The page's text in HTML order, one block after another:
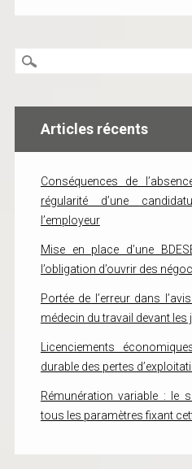
Articles récents
Conséquences de
régularité d’une
l’employeur
Mise en place d’une
l’obligation d’ouvrir des
Portée de l’erreur dans
médecin du travail devant les
Licenciements
durable des pertes
Rémunération variable : le
tous les paramètres fixant